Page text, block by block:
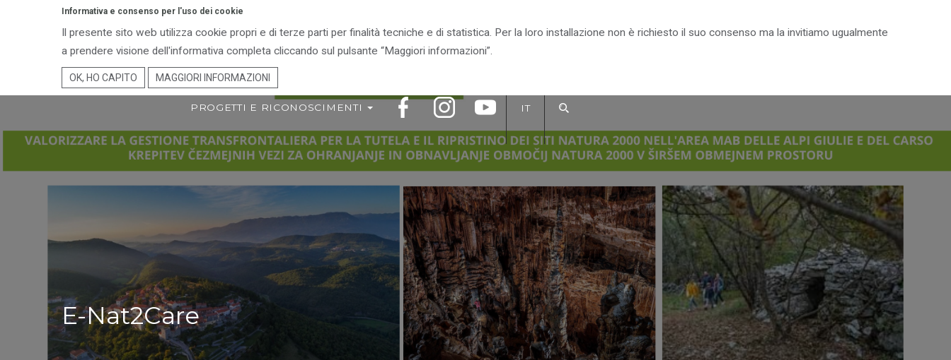
Informativa e consenso per l'uso dei cookie
Il presente sito web utilizza cookie propri e di terze parti per finalità tecniche e di statistica. Per la loro installazione non è richiesto il suo consenso ma la invitiamo ugualmente
a prendere visione dell'informativa completa cliccando sul pulsante “Maggiori informazioni”.
OK, HO CAPITO MAGGIORI INFORMAZIONI
ENTE PARCO TERRITORIO VIVI IL PARCO IL PARCO CONSIGLIA IL PARCO PER I GIOVANI
PROGETTI E RICONOSCIMENTI IT
E-Nat2Care